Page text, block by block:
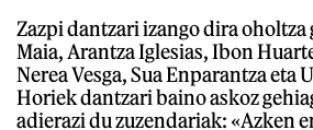
Zazpi dantzari izango dira oholtza
Maia, Arantza Iglesias, Ibon
Nerea Vesga, Sua Enparantza eta
Horiek dantzari baino askoz
adierazi du zuzendariak: «Azken